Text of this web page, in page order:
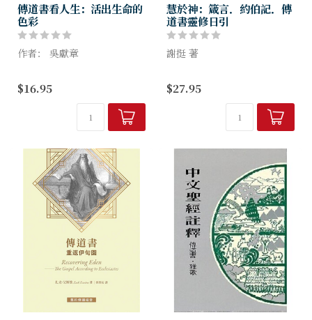
傳道書看人生：活出生命的
色彩
作者： 吳獻章
什麼益處呢？
一個人的眼界決定他生命的色
否則找不到駕馭迷茫生命轉
$16.95
慧於神：箴言．約伯記．傳
道書靈修日引
謝挺 著
深受信徒愛戴；本書是她這系
列著作的第二部，結合箴言、
約伯記和傳道書的信息，揭示
人生所需的三種智慧：風平浪
$27.95